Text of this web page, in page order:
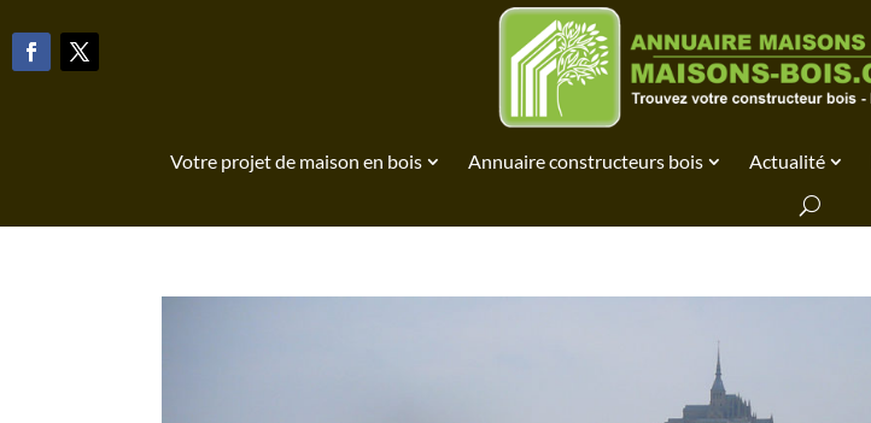
Votre projet de maison en bois Annuaire constructeurs bois Actualité